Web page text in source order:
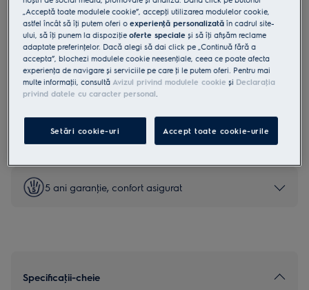
Funcția noastră de curățare catalitică păstrează cuptorul impecabil
de curat.
Funcția de curățare catalitică ajută la prevenirea depunerilor de
grăsime și murdărie în cuptor
Obține căldură eficientă, rapidă de fiecare dată când aprinzi plita
cu gaz.
Instrucţiunile de siguranţă și avertismentele de siguranţă
conform regulamentului UE 2023/988 sunt enumerate în
capitolele 1 și 2 din manualul de utilizare. Pentru utilizarea în
5 ani garanţie, confort asigurat
Specificaţii-cheie
„Acceptă toate modulele cookie”, accepţi utilizarea modulelor cookie,
astfel încât să îţi putem oferi oexperienţă personalizată în cadrul site-
ului, să îţi punem la dispoziţieoferte speciale și să îţi afișăm reclame
adaptate preferinţelor. Dacă alegi să dai click pe „Continuă fără a
accepta”, blochezi modulele cookie neesenţiale, ceea ce poate afecta
experienţa de navigare și serviciile pe care ţi le putem oferi. Pentru mai
multe informaţii, consultă Avizul privind modulele cookie și Declaraţia
privind datele cu caracter personal.
Setări cookie-uri Accept toate cookie-urile